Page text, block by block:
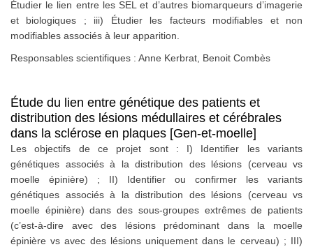
Étudier le lien entre les SEL et d’autres biomarqueurs d’imagerie
et biologiques ; iii) Étudier les facteurs modifiables et non
modifiables associés à leur apparition.
Responsables scientifiques : Anne Kerbrat, Benoit Combès
Étude du lien entre génétique des patients et
distribution des lésions médullaires et cérébrales
dans la sclérose en plaques [Gen-et-moelle]
Les objectifs de ce projet sont : I) Identifier les variants
génétiques associés à la distribution des lésions (cerveau vs
moelle épinière) ; II) Identifier ou confirmer les variants
génétiques associés à la distribution des lésions (cerveau vs
moelle épinière) dans des sous-groupes extrêmes de patients
(c’est-à-dire avec des lésions prédominant dans la moelle
épinière vs avec des lésions uniquement dans le cerveau) ; III)